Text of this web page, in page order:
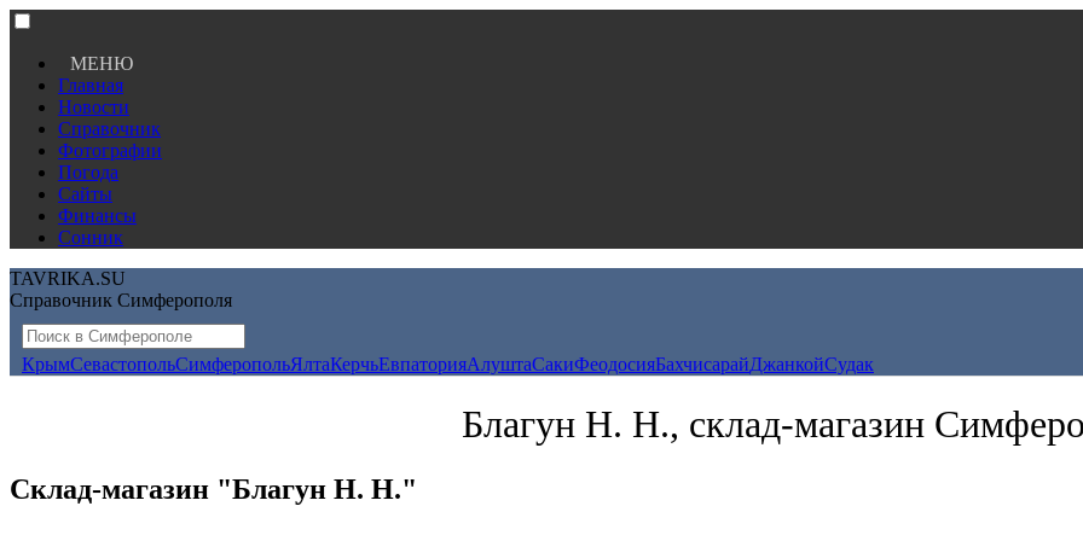
МЕНЮ
Главная
Новости
Справочник
Фотографии
Погода
Сайты
Финансы
Сонник
TAVRIKA.SU
Справочник Симферополя
КрымСевастопольСимферопольЯлтаКерчьЕвпаторияАлуштаСакиФеодосияБахчисарайДжанкойСудак
Благун Н. Н., склад-магазин
Склад-магазин "Благун Н. Н."